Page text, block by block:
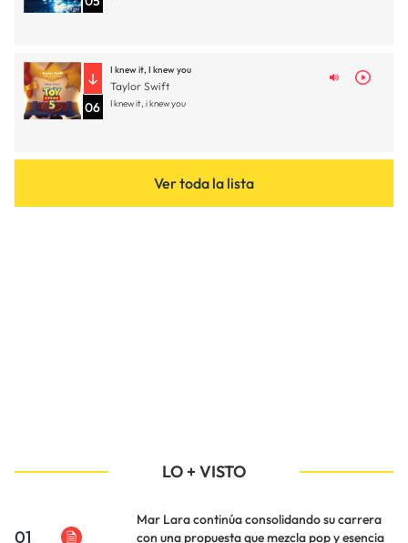
06
I knew it, I knew you
Taylor Swift
I knew it, i knew you
Ver toda la lista
LO + VISTO
01
Mar Lara continúa consolidando su carrera
con una propuesta que mezcla pop y esencia